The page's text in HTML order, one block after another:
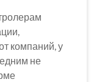
компаний, у
не